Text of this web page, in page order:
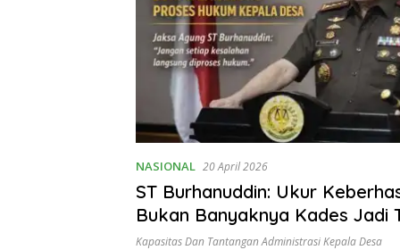
NASIONAL 20 April 2026
ST Burhanuddin: Ukur
Bukan Banyaknya Kades Jadi
Kapasitas Dan Tantangan Administrasi Kepala Desa